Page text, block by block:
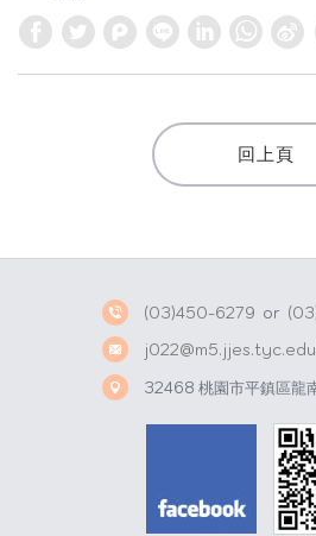
W
h
t
i
回上頁
(03)450-6279 or
32468 桃園市平鎮區龍